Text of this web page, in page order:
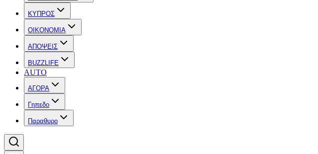
ΚΥΠΡΟΣ
OIKONOMIA
ΑΠΟΨΕΙΣ
BUZZLIFE
AUTO
ΑΓΟΡΑ
Γηπεδο
Παραθυρο